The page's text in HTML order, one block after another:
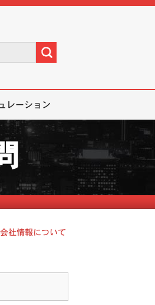
レーション
社情報について